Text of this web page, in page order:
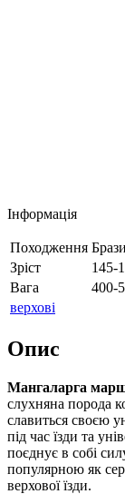
Інформація
Походження
Зріст
145-
Вага
400-
верхові
Опис
Мангаларга
слухняна порода
славиться своєю
під час їзди та
поєднує в собі
популярною як
верхової їзди.